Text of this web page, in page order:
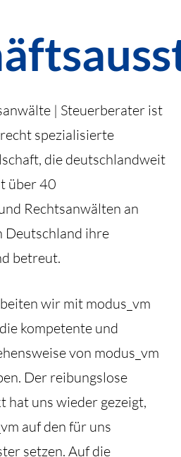
| Steuerberater ist
spezialisierte
die deutschlandweit
über 40
Rechtsanwälten an
Deutschland ihre
betreut.
wir mit modus_vm
kompetente und
von modus_vm
Der reibungslose
hat uns wieder gezeigt,
auf den für uns
setzen. Auf die